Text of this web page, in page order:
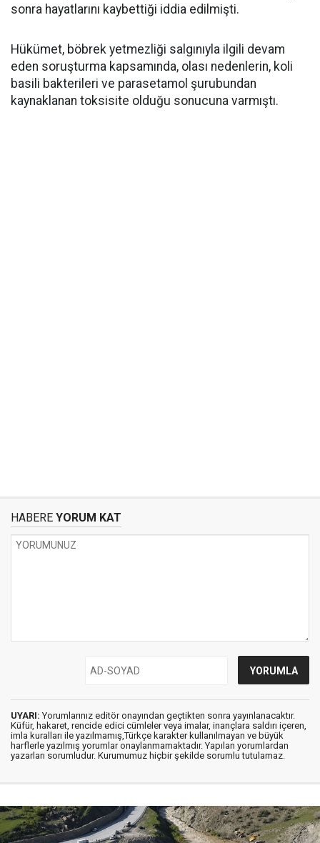
sonra hayatlarını kaybettiği iddia edilmişti.
Hükümet, böbrek yetmezliği salgınıyla ilgili devam
eden soruşturma kapsamında, olası nedenlerin, koli
basili bakterileri ve parasetamol şurubundan
kaynaklanan toksisite olduğu sonucuna varmıştı.
HABERE YORUM KAT
UYARI: Yorumlarınız editör onayından geçtikten sonra yayınlanacaktır.
Küfür, hakaret, rencide edici cümleler veya imalar, inançlara saldırı içeren,
imla kuralları ile yazılmamış,Türkçe karakter kullanılmayan ve büyük
harflerle yazılmış yorumlar onaylanmamaktadır. Yapılan yorumlardan
yazarları sorumludur. Kurumumuz hiçbir şekilde sorumlu tutulamaz.